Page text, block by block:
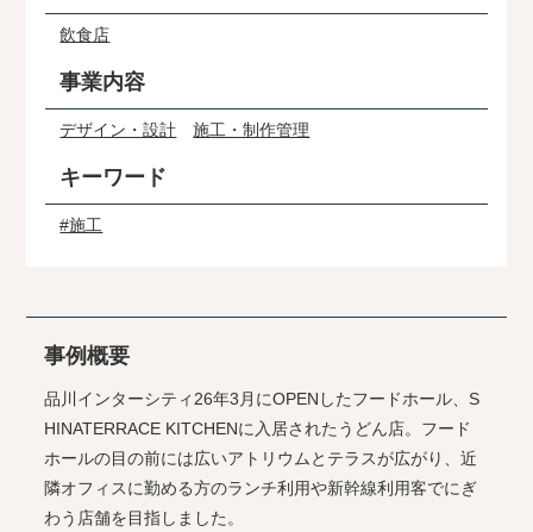
飲食店
事業内容
デザイン・設計 施工・制作管理
キーワード
#施工
事例概要
品川インターシティ26年3月にOPENしたフードホール、S
HINATERRACE KITCHENに入居されたうどん店。フード
ホールの目の前には広いアトリウムとテラスが広がり、近
隣オフィスに勤める方のランチ利用や新幹線利用客でにぎ
わう店舗を目指しました。